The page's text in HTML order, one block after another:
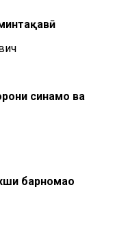
синамо ва
барномаҳо